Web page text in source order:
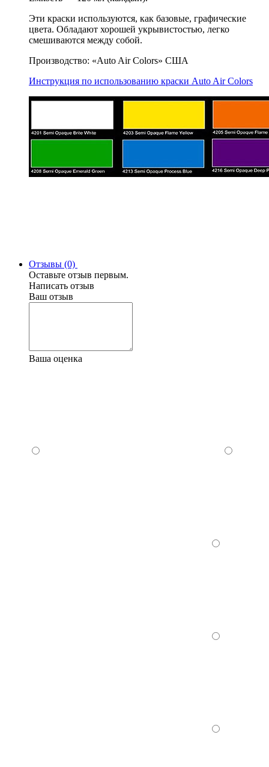
Эти краски используются, как базовые, графические
цвета. Обладают хорошей укрывистостью, легко
смешиваются между собой.
Производство: «Auto Air Colors» США
Инструкция по использованию краски Auto Air Colors
Отзывы (0)
Оставьте отзыв первым.
Написать отзыв
Ваш отзыв
Ваша оценка